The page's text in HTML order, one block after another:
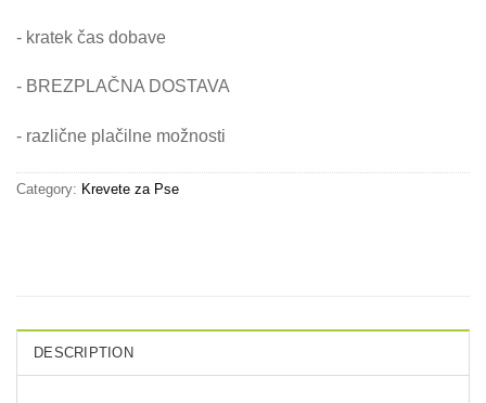
- kratek čas dobave
- BREZPLAČNA DOSTAVA
- različne plačilne možnosti
Category: Krevete za Pse
DESCRIPTION